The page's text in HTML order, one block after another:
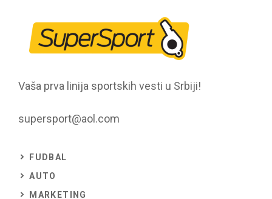
Vaša prva linija sportskih vesti u Srbiji!
supersport@aol.com
FUDBAL
AUTO
MARKETING